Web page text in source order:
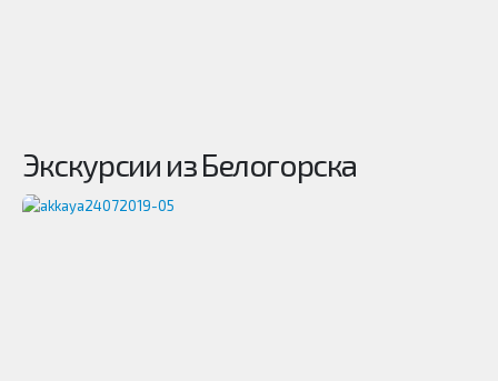
Экскурсии из Белогорска